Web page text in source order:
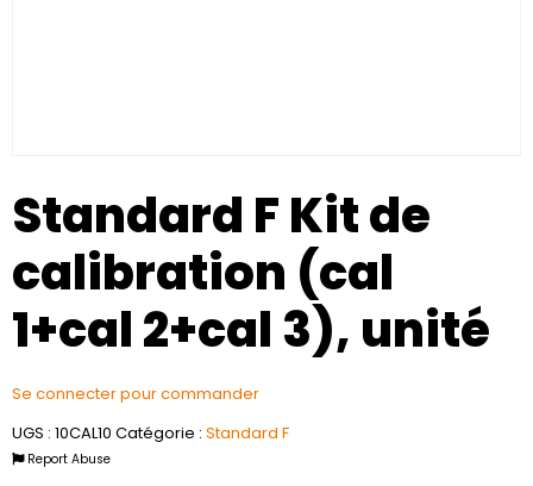
Standard F Kit de
calibration (cal
1+cal 2+cal 3), unité
Se connecter pour commander
UGS : 10CAL10 Catégorie : Standard F
Report Abuse